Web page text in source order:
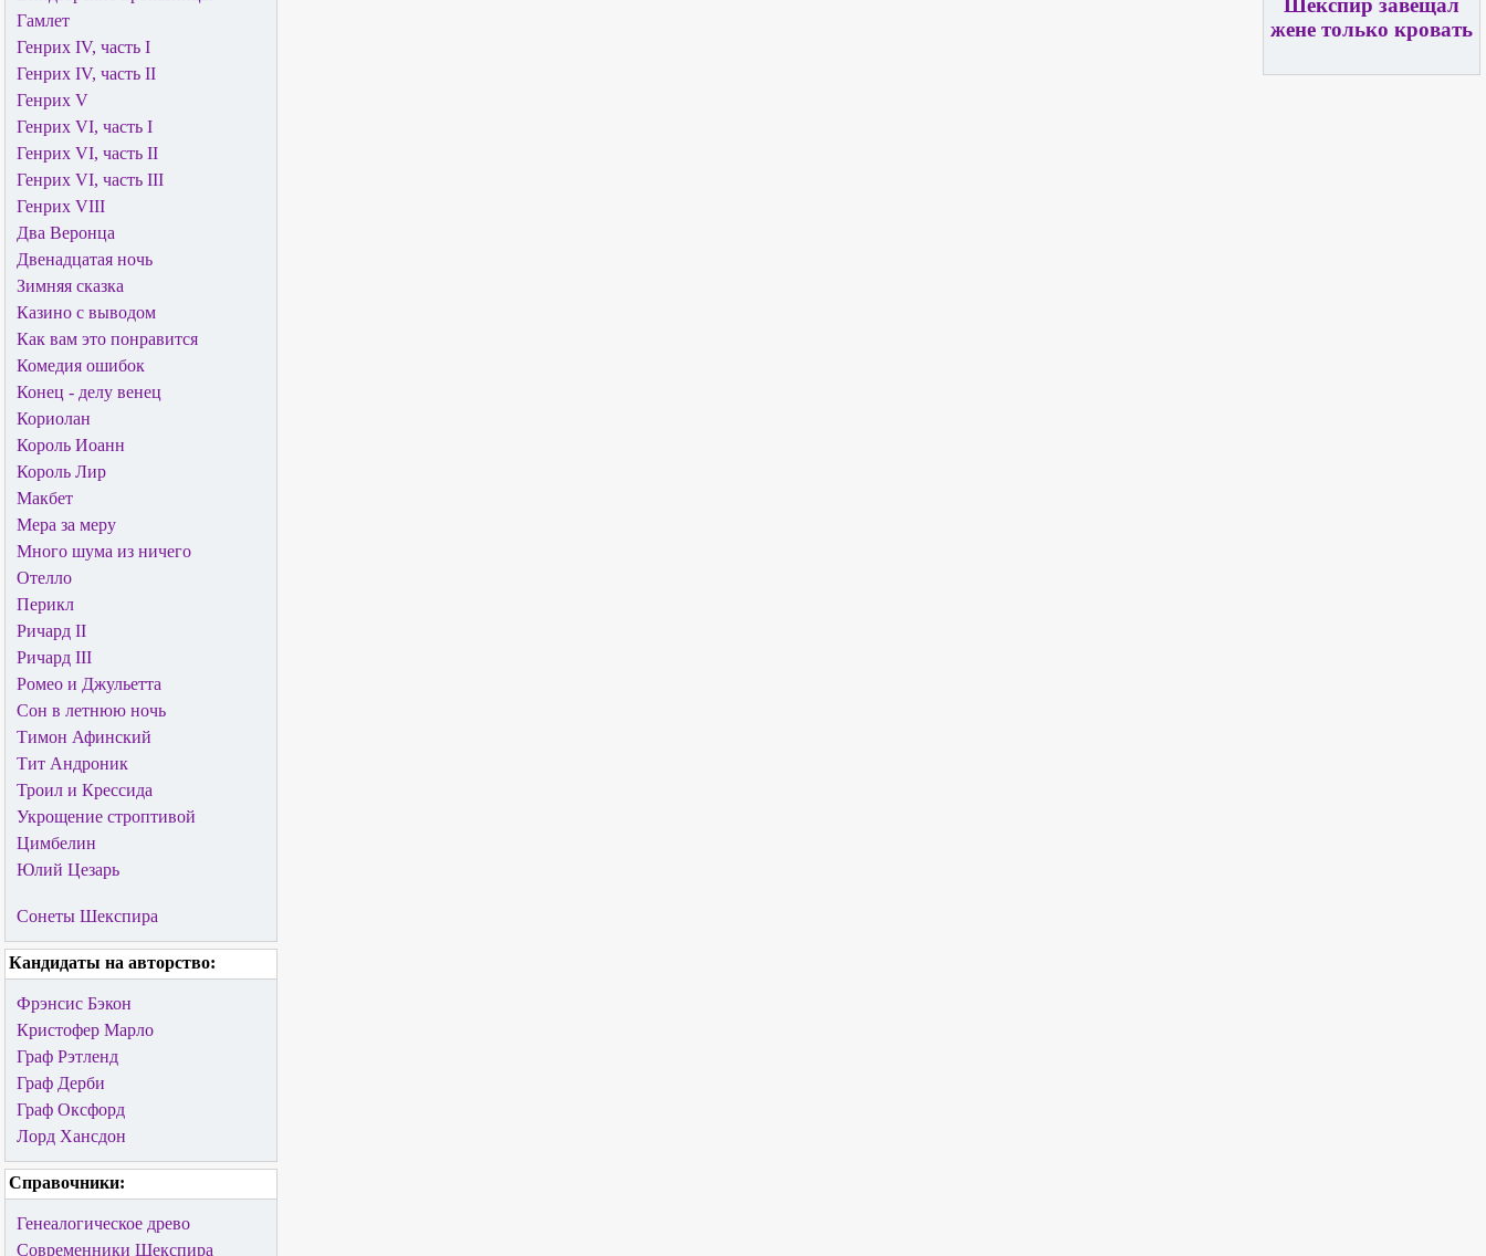
Гамлет
Генрих IV, часть I
Генрих IV, часть II
Генрих V
Генрих VI, часть I
Генрих VI, часть II
Генрих VI, часть III
Генрих VIII
Два Веронца
Двенадцатая ночь
Зимняя сказка
Казино с выводом
Как вам это понравится
Комедия ошибок
Конец - делу венец
Кориолан
Король Иоанн
Король Лир
Макбет
Мера за меру
Много шума из ничего
Отелло
Перикл
Ричард II
Ричард III
Ромео и Джульетта
Сон в летнюю ночь
Тимон Афинский
Тит Андроник
Троил и Крессида
Укрощение строптивой
Цимбелин
Юлий Цезарь
Сонеты Шекспира
Кандидаты на авторство:
Фрэнсис Бэкон
Кристофер Марло
Граф Рэтленд
Граф Дерби
Граф Оксфорд
Лорд Хансдон
Справочники:
Генеалогическое древо
Современники Шекспира
Шекспир завещал
жене только кровать